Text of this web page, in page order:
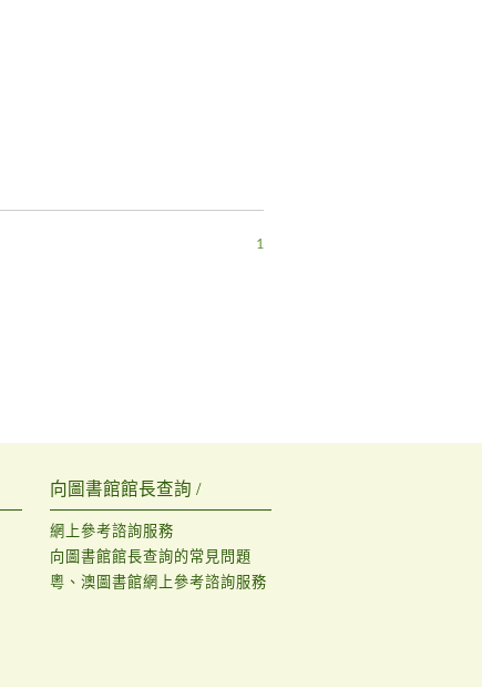
1
向圖書館館長查詢 /
網上參考諮詢服務
向圖書館館長查詢的常見問題
粵、澳圖書館網上參考諮詢服務